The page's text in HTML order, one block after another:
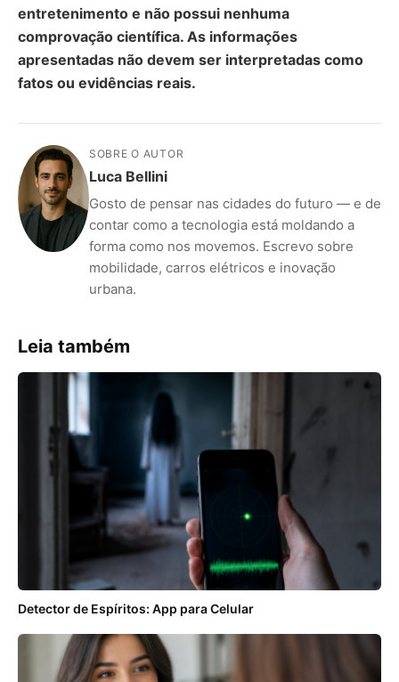
entretenimento e não possui nenhuma
comprovação científica. As informações
apresentadas não devem ser interpretadas como
fatos ou evidências reais.
SOBRE O AUTOR
Luca Bellini
Gosto de pensar nas cidades do futuro — e de
contar como a tecnologia está moldando a
forma como nos movemos. Escrevo sobre
mobilidade, carros elétricos e inovação
urbana.
Leia também
Detector de Espíritos: App para Celular